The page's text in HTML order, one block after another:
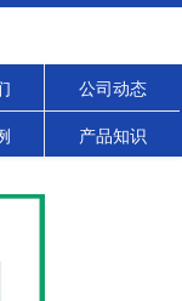
公司动态
产品知识